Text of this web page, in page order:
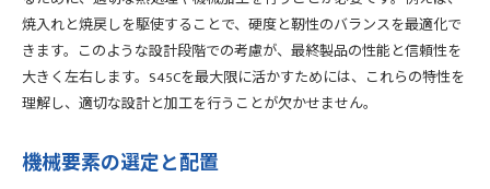
焼入れと焼戻しを駆使することで、硬度と靭性のバランスを最適化で
きます。このような設計段階での考慮が、最終製品の性能と信頼性を
大きく左右します。S45Cを最大限に活かすためには、これらの特性を
理解し、適切な設計と加工を行うことが欠かせません。
機械要素の選定と配置